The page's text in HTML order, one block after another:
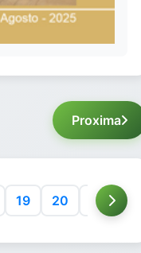
Proxima
19 20 21 22